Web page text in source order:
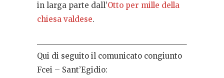
in larga parte dall’Otto per mille della
chiesa valdese.
Qui di seguito il comunicato congiunto
Fcei – Sant’Egidio: